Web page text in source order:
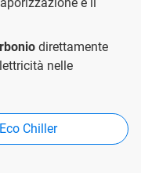
direttamente
nelle
Chiller